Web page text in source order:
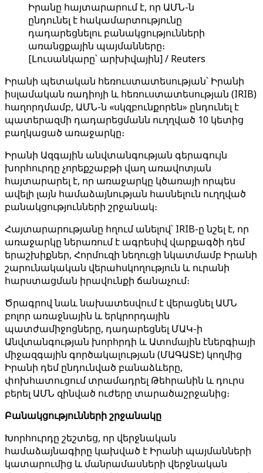
Իրանը հայտարարում է, որ ԱՄՆ-ն
ընդունել է հակամարտությունը
դադարեցնելու բանակցությունների
առանցքային պայմանները։
[Լուսանկարը՝ արխիվային] / Reuters
Իրանի պետական ​​հեռուստատեսության՝ Իրանի
իսլամական ռադիոյի և հեռուստատեսության (IRIB)
հաղորդմամբ, ԱՄՆ-ն «սկզբունքորեն» ընդունել է
պատերազմի դադարեցմանն ուղղված 10 կետից
բաղկացած առաջարկը։
Իրանի Ազգային անվտանգության գերագույն
խորհուրդը չորեքշաբթի վաղ առավոտյան
հայտարարել է, որ առաջարկը կծառայի որպես
ավելի լայն համաձայնության հասնելուն ուղղված
բանակցությունների շրջանակ։
Հայտարարությանը հղում անելով՝ IRIB-ը նշել է, որ
առաջարկը ներառում է ագրեսիվ վարքագծի դեմ
երաշխիքներ, Հորմուզի նեղուցի նկատմամբ Իրանի
շարունակական վերահսկողություն և ուրանի
հարստացման իրավունքի ճանաչում։
Ծրագրով նաև նախատեսվում է վերացնել ԱՄՆ
բոլոր առաջնային և երկրորդային
պատժամիջոցները, դադարեցնել ՄԱԿ-ի
Անվտանգության խորհրդի և Ատոմային էներգիայի
միջազգային գործակալության (ՄԱԳԱՏԷ) կողմից
Իրանի դեմ ընդունված բանաձևերը,
փոխհատուցում տրամադրել Թեհրանին և դուրս
բերել ԱՄՆ զինված ուժերը տարածաշրջանից։
Բանակցությունների շրջանակը
Խորհուրդը շեշտեց, որ վերջնական
համաձայնագիրը կախված է Իրանի պայմանների
կատարումից և մանրամասների վերջնական